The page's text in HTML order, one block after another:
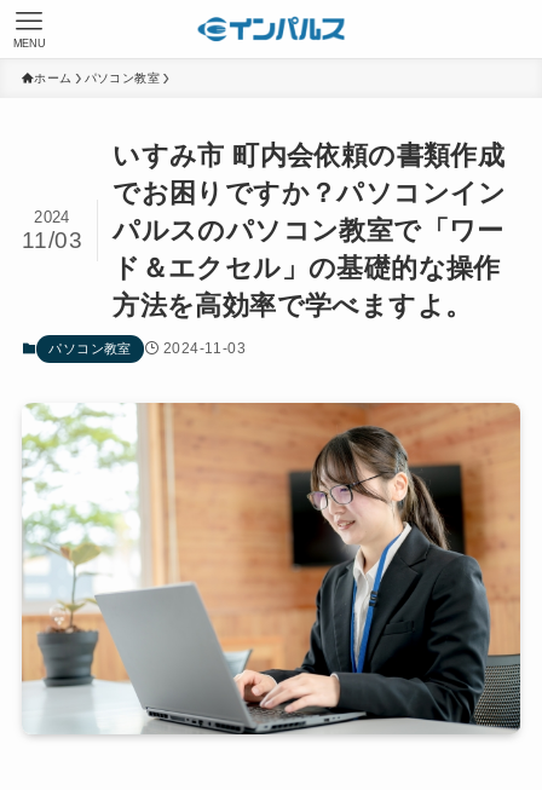
MENU
ホーム パソコン教室
いすみ市 町内会依頼の書類作成
でお困りですか？パソコンイン
パルスのパソコン教室で「ワー
ド＆エクセル」の基礎的な操作
方法を高効率で学べますよ。
2024
11/03
パソコン教室 2024-11-03